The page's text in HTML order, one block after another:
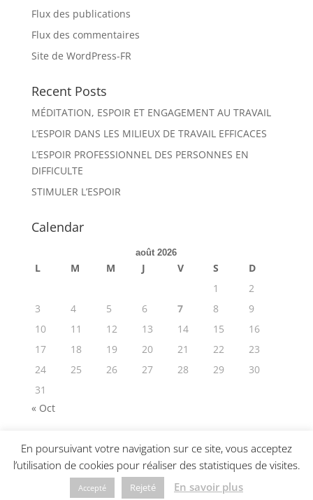
Flux des publications
Flux des commentaires
Site de WordPress-FR
Recent Posts
MÉDITATION, ESPOIR ET ENGAGEMENT AU TRAVAIL
L’ESPOIR DANS LES MILIEUX DE TRAVAIL EFFICACES
L’ESPOIR PROFESSIONNEL DES PERSONNES EN
DIFFICULTE
STIMULER L’ESPOIR
Calendar
août 2026
L M M J V S
D
1
2
3
4 5 6 7 8
9
10
11 12 13 14 15
16
17
18 19 20 21 22
23
24
25 26 27 28 29
30
31
« Oct
© 2019-2025 Hopexperts •
Politique de
confidentialité
En poursuivant votre navigation sur ce site, vous acceptez
l’utilisation de cookies pour réaliser des statistiques de visites.
Accepté Rejeté En savoir plus